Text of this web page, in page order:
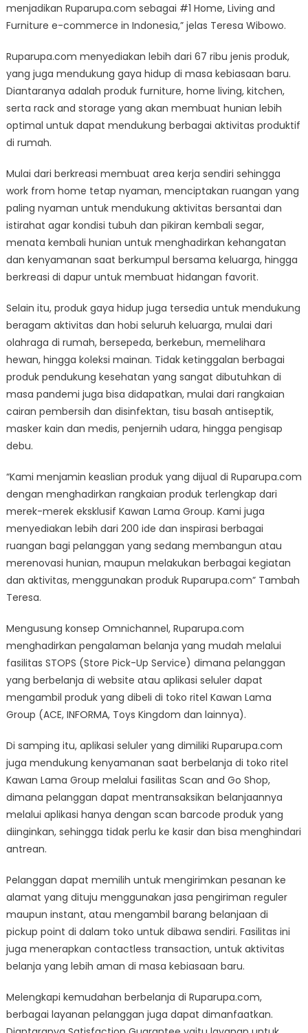
menjadikan Ruparupa.com sebagai #1 Home, Living and
Furniture e-commerce in Indonesia,” jelas Teresa Wibowo.
Ruparupa.com menyediakan lebih dari 67 ribu jenis produk,
yang juga mendukung gaya hidup di masa kebiasaan baru.
Diantaranya adalah produk furniture, home living, kitchen,
serta rack and storage yang akan membuat hunian lebih
optimal untuk dapat mendukung berbagai aktivitas produktif
di rumah.
Mulai dari berkreasi membuat area kerja sendiri sehingga
work from home tetap nyaman, menciptakan ruangan yang
paling nyaman untuk mendukung aktivitas bersantai dan
istirahat agar kondisi tubuh dan pikiran kembali segar,
menata kembali hunian untuk menghadirkan kehangatan
dan kenyamanan saat berkumpul bersama keluarga, hingga
berkreasi di dapur untuk membuat hidangan favorit.
Selain itu, produk gaya hidup juga tersedia untuk mendukung
beragam aktivitas dan hobi seluruh keluarga, mulai dari
olahraga di rumah, bersepeda, berkebun, memelihara
hewan, hingga koleksi mainan. Tidak ketinggalan berbagai
produk pendukung kesehatan yang sangat dibutuhkan di
masa pandemi juga bisa didapatkan, mulai dari rangkaian
cairan pembersih dan disinfektan, tisu basah antiseptik,
masker kain dan medis, penjernih udara, hingga pengisap
debu.
“Kami menjamin keaslian produk yang dijual di Ruparupa.com
dengan menghadirkan rangkaian produk terlengkap dari
merek-merek eksklusif Kawan Lama Group. Kami juga
menyediakan lebih dari 200 ide dan inspirasi berbagai
ruangan bagi pelanggan yang sedang membangun atau
merenovasi hunian, maupun melakukan berbagai kegiatan
dan aktivitas, menggunakan produk Ruparupa.com” Tambah
Teresa.
Mengusung konsep Omnichannel, Ruparupa.com
menghadirkan pengalaman belanja yang mudah melalui
fasilitas STOPS (Store Pick-Up Service) dimana pelanggan
yang berbelanja di website atau aplikasi seluler dapat
mengambil produk yang dibeli di toko ritel Kawan Lama
Group (ACE, INFORMA, Toys Kingdom dan lainnya).
Di samping itu, aplikasi seluler yang dimiliki Ruparupa.com
juga mendukung kenyamanan saat berbelanja di toko ritel
Kawan Lama Group melalui fasilitas Scan and Go Shop,
dimana pelanggan dapat mentransaksikan belanjaannya
melalui aplikasi hanya dengan scan barcode produk yang
diinginkan, sehingga tidak perlu ke kasir dan bisa menghindari
antrean.
Pelanggan dapat memilih untuk mengirimkan pesanan ke
alamat yang dituju menggunakan jasa pengiriman reguler
maupun instant, atau mengambil barang belanjaan di
pickup point di dalam toko untuk dibawa sendiri. Fasilitas ini
juga menerapkan contactless transaction, untuk aktivitas
belanja yang lebih aman di masa kebiasaan baru.
Melengkapi kemudahan berbelanja di Ruparupa.com,
berbagai layanan pelanggan juga dapat dimanfaatkan.